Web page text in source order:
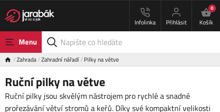
Infolinka Přihlásit
0
Košík
Menu
Zahrada Zahradní nářadí Pilky na větve
Ruční pilky na větve
Ruční pilky jsou skvělým nástrojem pro rychlé a snadné
prořezávání větví stromů a keřů. Díky své kompaktní velikosti